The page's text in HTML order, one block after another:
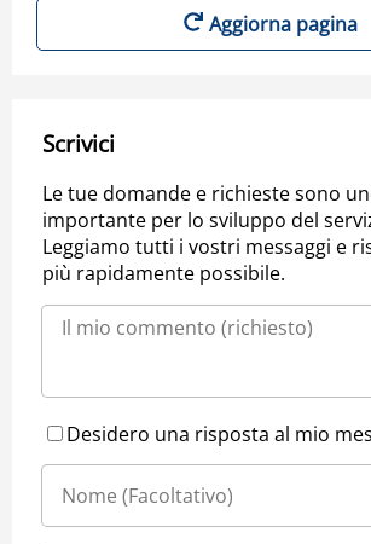
Aggiorna pagina
Scrivici
Le tue domande e richieste sono
importante per lo sviluppo del
Leggiamo tutti i vostri messaggi e
più rapidamente possibile.
Desidero una risposta al mio